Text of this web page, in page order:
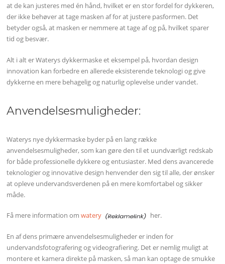
at de kan justeres med én hånd, hvilket er en stor fordel for dykkeren,
der ikke behøver at tage masken af for at justere pasformen. Det
betyder også, at masken er nemmere at tage af og på, hvilket sparer
tid og besvær.
Alt i alt er Waterys dykkermaske et eksempel på, hvordan design
innovation kan forbedre en allerede eksisterende teknologi og give
dykkerne en mere behagelig og naturlig oplevelse under vandet.
Anvendelsesmuligheder:
Waterys nye dykkermaske byder på en lang række
anvendelsesmuligheder, som kan gøre den til et uundværligt redskab
for både professionelle dykkere og entusiaster. Med dens avancerede
teknologier og innovative design henvender den sig til alle, der ønsker
at opleve undervandsverdenen på en mere komfortabel og sikker
måde.
Få mere information omwatery her.
En af dens primære anvendelsesmuligheder er inden for
undervandsfotografering og videografiering. Det er nemlig muligt at
montere et kamera direkte på masken, så man kan optage de smukke